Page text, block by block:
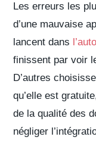
Les erreurs les
d’une mauvaise
lancent dans
finissent par voir
D’autres c
qu’elle est gratuite
de la qualité des
négliger